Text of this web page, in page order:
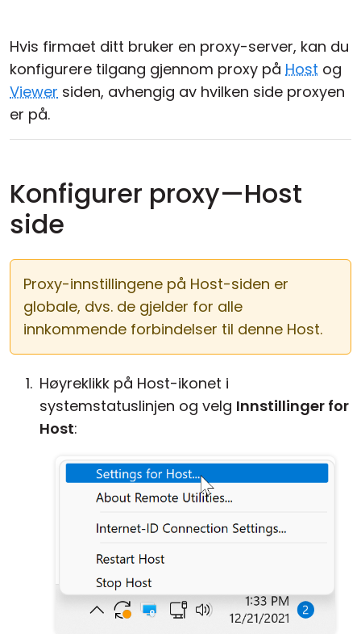
Hvis firmaet ditt bruker en proxy-server, kan du
konfigurere tilgang gjennom proxy på Host og
Viewer siden, avhengig av hvilken side proxyen
er på.
Konfigurer proxy—Host
side
Proxy-innstillingene på Host-siden er
globale, dvs. de gjelder for alle
innkommende forbindelser til denne Host.
Høyreklikk på Host-ikonet i
systemstatuslinjen og velg Innstillinger for
Host: